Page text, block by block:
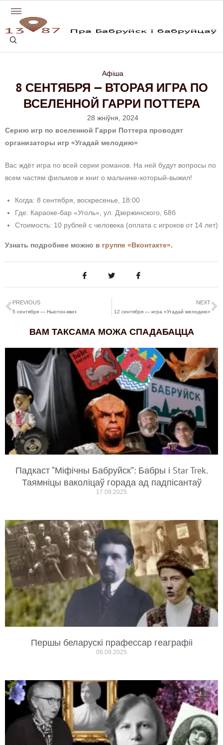
Афіша
8 СЕНТЯБРЯ — ВТОРАЯ ИГРА ПО
ВСЕЛЕННОЙ ГАРРИ ПОТТЕРА
28 жніўня, 2024
Серию игр по вселенной Гарри Поттера проводят
организаторы игр «Угадай мелодию»
Вас ждёт игра по всей серии романов. На ней будут вопросы по
всем частям фильмов и книг о мальчике-который-выжил!
Когда: 8 сентября, воскресенье, 18:00
Где: Караоке-бар «Уголь», ул. Дзержинского, 68б
Стоимость: 10 рублей с человека (оплата с игроков от 14 лет)
Узнать подробнее можно в группе «Вконтакте».
PREVIOUS
5 сентября — Ньютон-квиз
NEXT
12 сентября — игра «Угадай мелодию»
ВАМ ТАКСАМА МОЖА СПАДАБАЦЦА
Падкаст “Міфічны Бабруйск”: Бабры і Star Trek.
Таямніцы ваколіцаў горада ад падпісантаў
17.09.2025
Першы беларускі прафессар геаграфіі
06.09.2025